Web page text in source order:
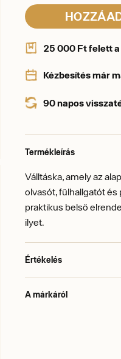
25 000 Ft felett
Kézbesítés már
90 napos
Termékleírás
Válltáska, amely az
olvasót, fülhallgatót és
praktikus belső
ilyet.
Értékelés
A márkáról